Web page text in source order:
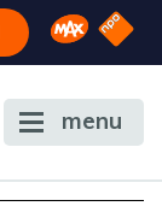
Omroep
NPO
menu